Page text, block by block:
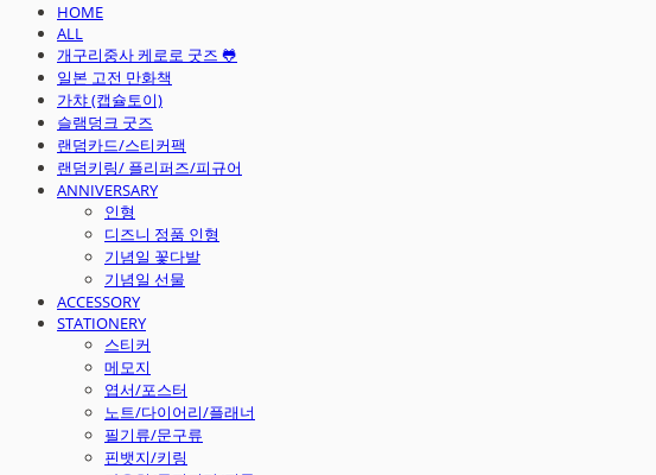
HOME
ALL
개구리중사 케로로 굿즈 🐸
일본 고전 만화책
가챠 (캡슐토이)
슬램덩크 굿즈
랜덤카드/스티커팩
랜덤키링/ 플리퍼즈/피규어
ANNIVERSARY
인형
디즈니 정품 인형
기념일 꽃다발
기념일 선물
ACCESSORY
STATIONERY
스티커
메모지
엽서/포스터
노트/다이어리/플래너
필기류/문구류
핀뱃지/키링